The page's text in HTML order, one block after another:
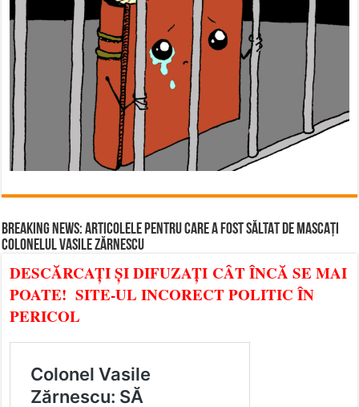
BREAKING NEWS: ARTICOLELE PENTRU CARE A FOST SĂLTAT DE MASCAȚI
COLONELUL VASILE ZĂRNESCU
DESCĂRCAȚI ȘI DIFUZAȚI CÂT ÎNCĂ SE MAI
POATE! SITE-UL INCORECT POLITIC ÎN
PERICOL